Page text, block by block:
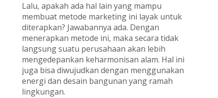
Lalu, apakah ada hal lain yang mampu
membuat metode marketing ini layak untuk
diterapkan? Jawabannya ada. Dengan
menerapkan metode ini, maka secara tidak
langsung suatu perusahaan akan lebih
mengedepankan keharmonisan alam. Hal ini
juga bisa diwujudkan dengan menggunakan
energi dan desain bangunan yang ramah
lingkungan.